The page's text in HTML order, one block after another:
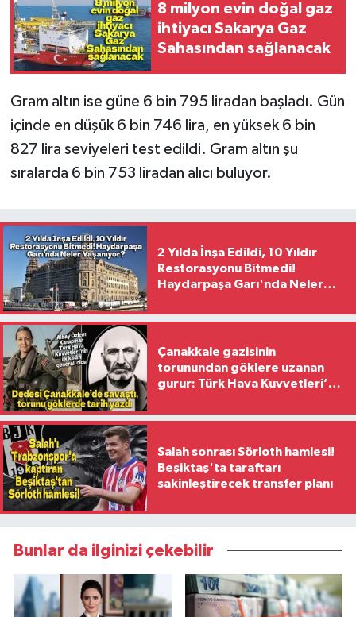
8 milyon evin doğal gaz
ihtiyacı Sakarya Gaz
Sahasından sağlanacak
Gram altın ise güne 6 bin 795 liradan başladı. Gün
içinde en düşük 6 bin 746 lira, en yüksek 6 bin
827 lira seviyeleri test edildi. Gram altın şu
sıralarda 6 bin 753 liradan alıcı buluyor.
2 Yılda İnşa Edildi, 10 Yıldır
Restorasyonu Bitmedi!
Haydarpaşa Garı'nda Neler
Çanakkale gazisinin
torunundan göklere uzanan
gurur: Türk Hava Kuvvetleri’nin
Salah sonrası Sörloth hamlesi!
Beşiktaş'ta taraftarı
sakinleştirecek transfer planı
Bunlar da ilginizi çekebilir